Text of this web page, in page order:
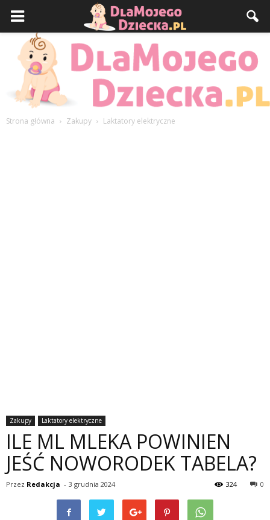
Strona główna Zakupy Laktatory elektryczne
Zakupy Laktatory elektryczne
ILE ML MLEKA POWINIEN
JEŚĆ NOWORODEK TABELA?
Przez Redakcja - 3 grudnia 2024 0
324